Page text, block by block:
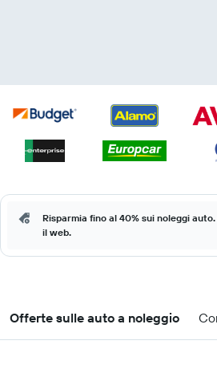
Risparmia fino al 40% sui noleggi
il web.
Offerte sulle auto a noleggio